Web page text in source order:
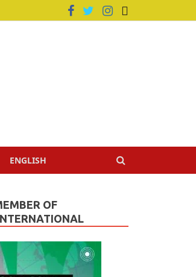
ENGLISH
OF